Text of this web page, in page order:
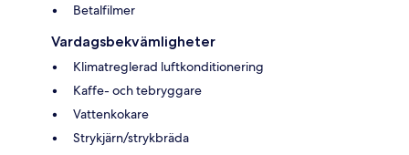
Betalfilmer
Vardagsbekvämligheter
Klimatreglerad luftkonditionering
Kaffe- och tebryggare
Vattenkokare
Strykjärn/strykbräda